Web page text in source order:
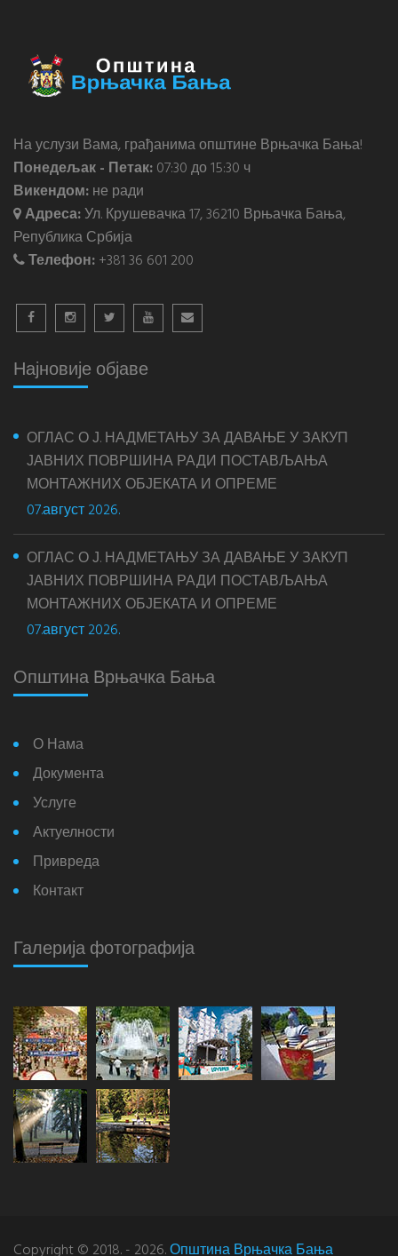
На услузи Вама, грађанима општине Врњачка Бања!
Понедељак - Петак:07:30 до 15:30 ч
Викендом:не ради
Адреса:Ул. Крушевачка 17, 36210 Врњачка Бања,
Република Србија
Телефон:+381 36 601 200
Најновије објаве
ОГЛАС О Ј. НАДМЕТАЊУ ЗА ДАВАЊЕ У ЗАКУП
ЈАВНИХ ПОВРШИНА РАДИ ПОСТАВЉАЊА
МОНТАЖНИХ ОБЈЕКАТА И ОПРЕМЕ
07.август 2026.
ОГЛАС О Ј. НАДМЕТАЊУ ЗА ДАВАЊЕ У ЗАКУП
ЈАВНИХ ПОВРШИНА РАДИ ПОСТАВЉАЊА
МОНТАЖНИХ ОБЈЕКАТА И ОПРЕМЕ
07.август 2026.
Општина Врњачка Бања
О Нама
Документа
Услуге
Актуелности
Привреда
Контакт
Галерија фотографија
Copyright © 2018. - 2026.Општина Врњачка Бања